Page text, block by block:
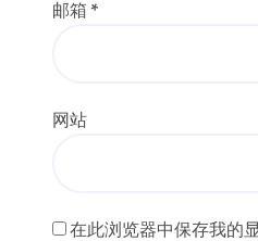
邮箱 *
网站
在此浏览器中保存我的